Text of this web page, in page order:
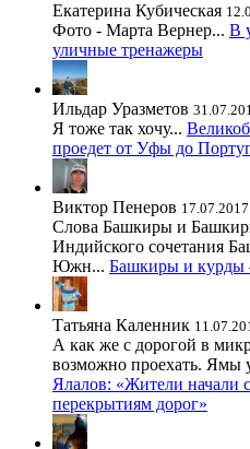
Екатерина Кубическая
Фото - Марта Вернер... В
уличные тренажеры
Ильдар Уразметов
Я тоже так хочу...
проедет от Уфы до
Виктор Пенеров 17.07.2017
Слова Башкиры и
Индийского сочетания
Южн... Башкиры и курды
Татьяна Каленник
А как же с дорогой в
возможно проехать. Ямы
Ялалов: «Жители начали
перекрытиям дорог»